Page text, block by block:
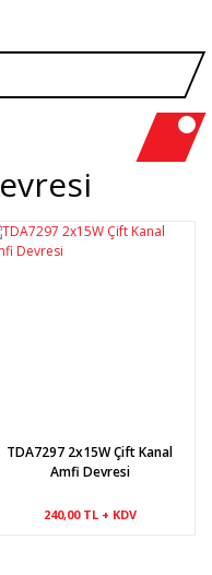
TDA7297 2x15W Çift Kanal
Amfi Devresi
240,00 TL + KDV